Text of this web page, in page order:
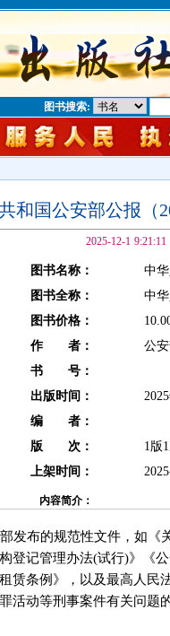
图书搜索:
和国公安部公报（
2025-12-1 9:21:11
图书名称：
中
图书全称：
中
图书价格：
作 者：
公
书 号：
出版时间：
编 者：
版 次：
1版
上架时间：
内容简介：
发布的规范性文件，如《
登记管理办法(试行)》《
赁条例》，以及最高人民
活动等刑事案件有关问题